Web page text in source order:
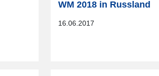
WM 2018 in Russland
16.06.2017